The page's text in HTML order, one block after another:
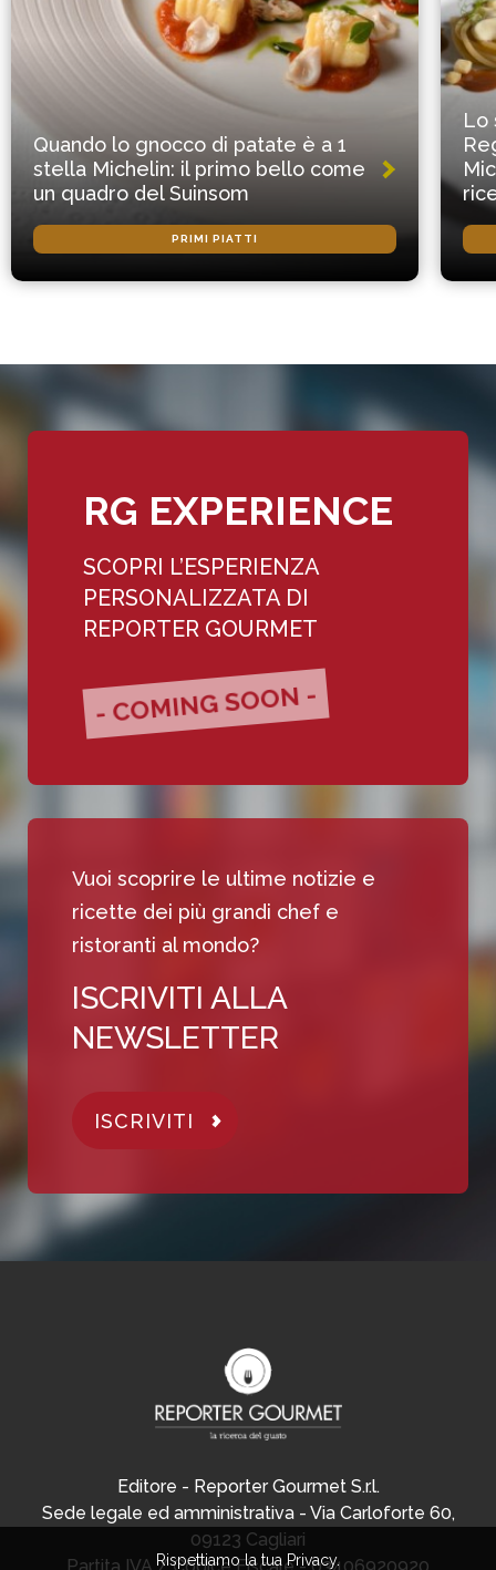
Quando lo gnocco di patate è a 1
stella Michelin: il primo bello come
un quadro del Suinsom
PRIMI PIATTI
Lo
RG EXPERIENCE
SCOPRI L’ESPERIENZA
PERSONALIZZATA DI
REPORTER GOURMET
- COMING SOON -
Vuoi scoprire le ultime notizie e
ricette dei più grandi chef e
ristoranti al mondo?
ISCRIVITI ALLA
NEWSLETTER
ISCRIVITI
Editore - Reporter Gourmet S.r.l.
Sede legale ed amministrativa - Via Carloforte 60,
09123 Cagliari
Rispettiamo la tua Privacy.